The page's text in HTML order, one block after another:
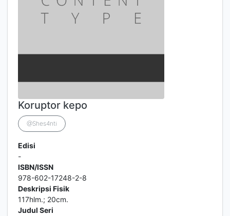
Koruptor kepo
@Shes4nti
Edisi
-
ISBN/ISSN
978-602-17248-2-8
Deskripsi Fisik
117hlm.; 20cm.
Judul Seri